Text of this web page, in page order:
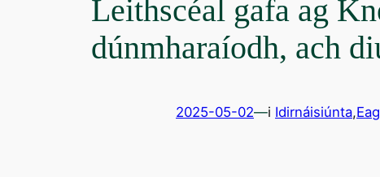
Leithscéal gafa ag
dúnmharaíodh, ach
2025-05-02—i Idirnáisiúnta,